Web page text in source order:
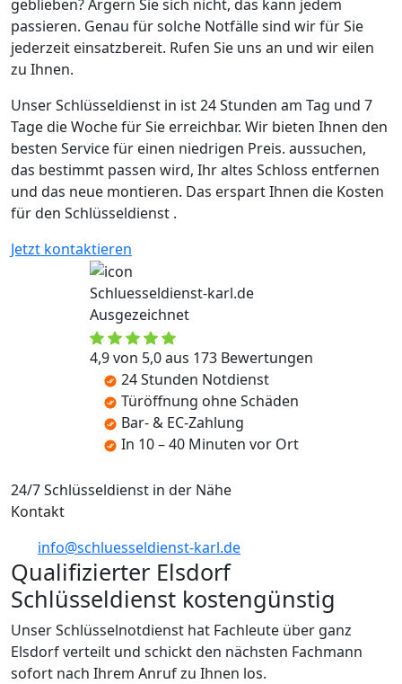
geblieben? Ärgern Sie sich nicht, das kann jedem
passieren. Genau für solche Notfälle sind wir für Sie
jederzeit einsatzbereit. Rufen Sie uns an und wir eilen
zu Ihnen.
Unser Schlüsseldienst in ist 24 Stunden am Tag und 7
Tage die Woche für Sie erreichbar. Wir bieten Ihnen den
besten Service für einen niedrigen Preis. aussuchen,
das bestimmt passen wird, Ihr altes Schloss entfernen
und das neue montieren. Das erspart Ihnen die Kosten
für den Schlüsseldienst .
Jetzt kontaktieren
Schluesseldienst-karl.de
Ausgezeichnet
4,9 von 5,0 aus 173 Bewertungen
24 Stunden Notdienst
Türöffnung ohne Schäden
Bar- & EC-Zahlung
In 10 – 40 Minuten vor Ort
24/7 Schlüsseldienst in der Nähe
Kontakt
info@schluesseldienst-karl.de
Qualifizierter Elsdorf
Schlüsseldienst kostengünstig
Unser Schlüsselnotdienst hat Fachleute über ganz
Elsdorf verteilt und schickt den nächsten Fachmann
sofort nach Ihrem Anruf zu Ihnen los.